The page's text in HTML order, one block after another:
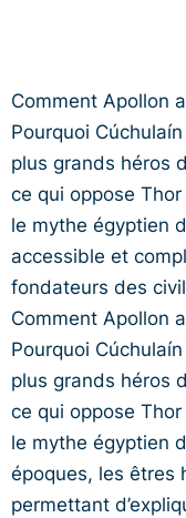
Comment Apollon
Pourquoi
plus grands héros
ce qui oppose
le mythe égyptien
accessible et
fondateurs des
Comment Apollon
Pourquoi
plus grands héros
ce qui oppose
le mythe égyptien
époques, les êtres
permettant